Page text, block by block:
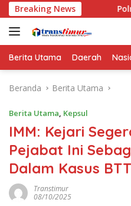
Langsung
ke
konten
Breaking NewsPolres Halteng
Berita Utama Daerah
Beranda Berita Utama
Berita Utama, Kepsul
IMM: Kejari
Pejabat Ini
Dalam Kasus
Transtimur
08/10/2025